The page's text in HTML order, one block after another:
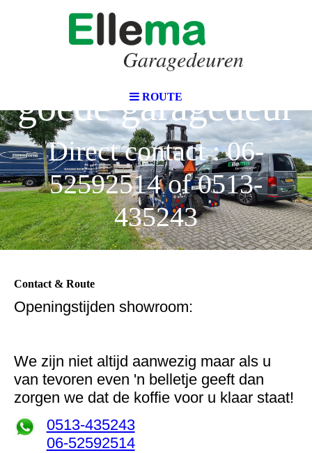
ROUTE
Voor gewoon een
goede garagedeur
Direct contact : 06-
52592514 of 0513-
435243
Contact & Route
Openingstijden showroom:
We zijn niet altijd aanwezig maar als u
van tevoren even 'n belletje geeft dan
zorgen we dat de koffie voor u klaar staat!
0513-435243
06-52592514